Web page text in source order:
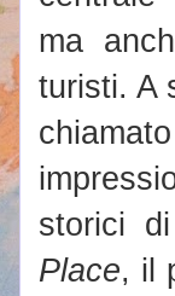
ma
turisti. A
chiamato
storici
Place, il